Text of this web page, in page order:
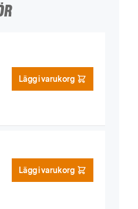
Lägg i varukorg
Lägg i varukorg